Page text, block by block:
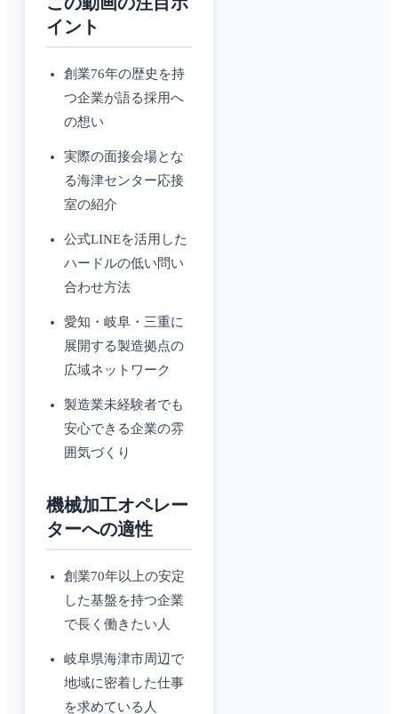
イント
創業76年の歴史を持
つ企業が語る採用へ
の想い
実際の面接会場とな
る海津センター応接
室の紹介
公式LINEを活用した
ハードルの低い問い
合わせ方法
愛知・岐阜・三重に
展開する製造拠点の
広域ネットワーク
製造業未経験者でも
安心できる企業の雰
囲気づくり
機械加工オペレー
ターへの適性
創業70年以上の安定
した基盤を持つ企業
で長く働きたい人
岐阜県海津市周辺で
地域に密着した仕事
を求めている人